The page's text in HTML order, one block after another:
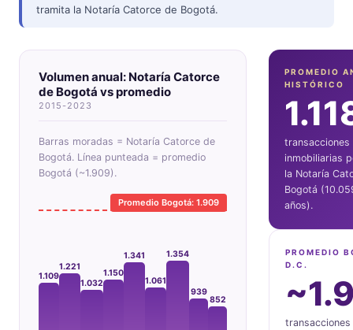
tramita la Notaría Catorce de Bogotá.
Volumen anual: Notaría Catorce
de Bogotá vs promedio
2015-2023
Barras moradas = Notaría Catorce de
Bogotá. Línea punteada = promedio
Bogotá (~1.909).
1.109
1.221
1.032
1.150
1.341
1.061
1.354
939
852
Promedio Bogotá: 1.909
PROMEDIO
HISTÓRICO
transacciones
inmobiliarias
la Notaría
Bogotá
años).
PROMEDIO
D.C.
transacciones